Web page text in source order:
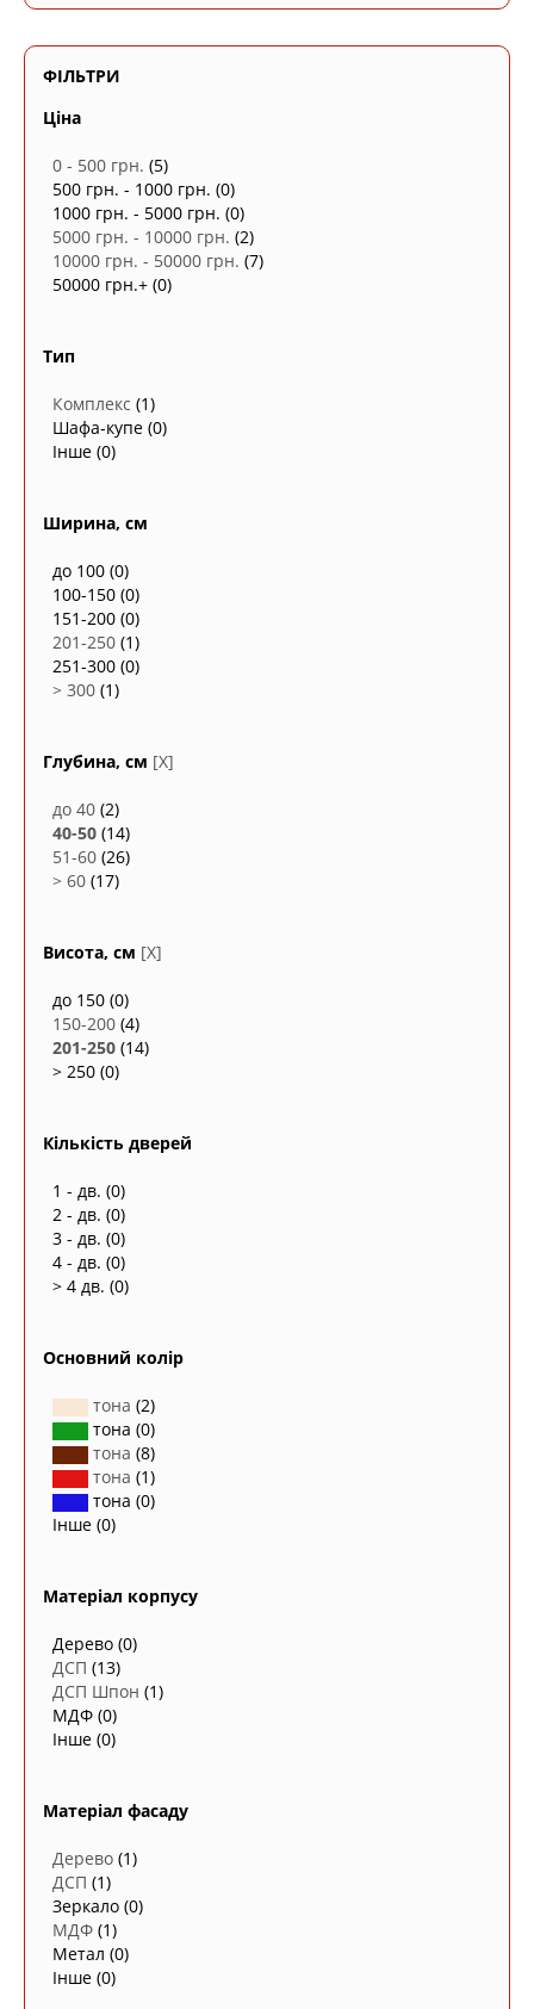
ФІЛЬТРИ
Ціна
0 - 500 грн. (5)
500 грн. - 1000 грн. (0)
1000 грн. - 5000 грн. (0)
5000 грн. - 10000 грн. (2)
10000 грн. - 50000 грн. (7)
50000 грн.+ (0)
Тип
Комплекс (1)
Шафа-купе (0)
Інше (0)
Ширина, см
до 100 (0)
100-150 (0)
151-200 (0)
201-250 (1)
251-300 (0)
> 300 (1)
Глубина, см [X]
до 40 (2)
40-50 (14)
51-60 (26)
> 60 (17)
Висота, см [X]
до 150 (0)
150-200 (4)
201-250 (14)
> 250 (0)
Кількість дверей
1 - дв. (0)
2 - дв. (0)
3 - дв. (0)
4 - дв. (0)
> 4 дв. (0)
Основний колір
тона (2)
тона (0)
тона (8)
тона (1)
тона (0)
Інше (0)
Матеріал корпусу
Дерево (0)
ДСП (13)
ДСП Шпон (1)
МДФ (0)
Інше (0)
Матеріал фасаду
Дерево (1)
ДСП (1)
Зеркало (0)
МДФ (1)
Метал (0)
Інше (0)